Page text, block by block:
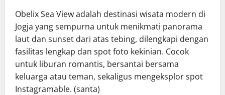
Obelix Sea View adalah destinasi wisata modern di
Jogja yang sempurna untuk menikmati panorama
laut dan sunset dari atas tebing, dilengkapi dengan
fasilitas lengkap dan spot foto kekinian. Cocok
untuk liburan romantis, bersantai bersama
keluarga atau teman, sekaligus mengeksplor spot
Instagramable. (santa)